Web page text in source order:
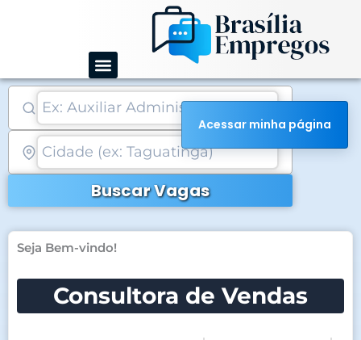
conteúdo
Buscar Vagas
Seja Bem-vindo!
Consultora de Vendas
Acessar minha página